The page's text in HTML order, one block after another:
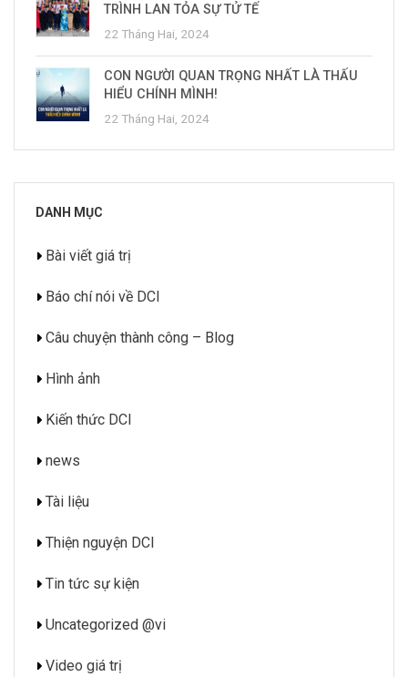
TRÌNH LAN TỎA SỰ TỬ TẾ
22 Tháng Hai, 2024
CON NGƯỜI QUAN TRỌNG NHẤT LÀ THẤU
HIỂU CHÍNH MÌNH!
22 Tháng Hai, 2024
DANH MỤC
Bài viết giá trị
Báo chí nói về DCI
Câu chuyện thành công – Blog
Hình ảnh
Kiến thức DCI
news
Tài liệu
Thiện nguyện DCI
Tin tức sự kiện
Uncategorized @vi
Video giá trị